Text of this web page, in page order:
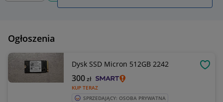
Ogłoszenia
Dysk SSD Micron 512GB 2242
KUP TERAZ
300zł
SPRZEDAJĄCY: OSOBA PRYWATNA